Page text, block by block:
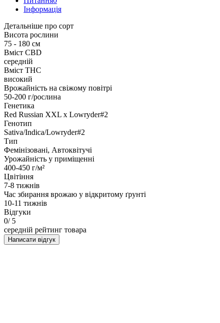
Iнформація
Детальніше про сорт
Висота рослини
75 - 180 см
Вміст CBD
середній
Вміст THC
високий
Врожайність на свіжому повітрі
50-200 г/рослина
Генетика
Red Russian XXL x Lowryder#2
Генотип
Sativa/Indica/Lowryder#2
Тип
Фемінізовані, Автоквітучі
Урожайність у приміщенні
400-450 г/м²
Цвітіння
7-8 тижнів
Час збирання врожаю у відкритому ґрунті
10-11 тижнів
Відгуки
0/ 5
середній рейтинг товара
Написати відгук